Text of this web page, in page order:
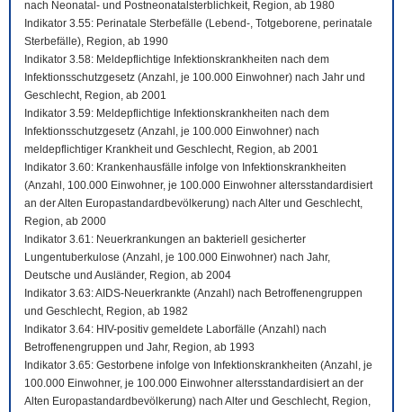
nach Neonatal- und Postneonatalsterblichkeit, Region, ab 1980
Indikator 3.55: Perinatale Sterbefälle (Lebend-, Totgeborene, perinatale
Sterbefälle), Region, ab 1990
Indikator 3.58: Meldepflichtige Infektionskrankheiten nach dem
Infektionsschutzgesetz (Anzahl, je 100.000 Einwohner) nach Jahr und
Geschlecht, Region, ab 2001
Indikator 3.59: Meldepflichtige Infektionskrankheiten nach dem
Infektionsschutzgesetz (Anzahl, je 100.000 Einwohner) nach
meldepflichtiger Krankheit und Geschlecht, Region, ab 2001
Indikator 3.60: Krankenhausfälle infolge von Infektionskrankheiten
(Anzahl, 100.000 Einwohner, je 100.000 Einwohner altersstandardisiert
an der Alten Europastandardbevölkerung) nach Alter und Geschlecht,
Region, ab 2000
Indikator 3.61: Neuerkrankungen an bakteriell gesicherter
Lungentuberkulose (Anzahl, je 100.000 Einwohner) nach Jahr,
Deutsche und Ausländer, Region, ab 2004
Indikator 3.63: AIDS-Neuerkrankte (Anzahl) nach Betroffenengruppen
und Geschlecht, Region, ab 1982
Indikator 3.64: HIV-positiv gemeldete Laborfälle (Anzahl) nach
Betroffenengruppen und Jahr, Region, ab 1993
Indikator 3.65: Gestorbene infolge von Infektionskrankheiten (Anzahl, je
100.000 Einwohner, je 100.000 Einwohner altersstandardisiert an der
Alten Europastandardbevölkerung) nach Alter und Geschlecht, Region,